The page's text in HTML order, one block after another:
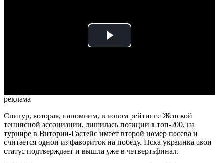
Play
реклама
Снигур, которая, напомним, в новом рейтинге Женской
теннисной ассоциации, лишилась позиции в топ-200, на
турнире в Витории-Гастейс имеет второй номер посева и
считается одной из фавориток на победу. Пока украинка свой
статус подтверждает и вышла уже в четвертьфинал.